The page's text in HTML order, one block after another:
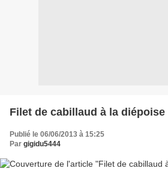
Filet de cabillaud à la diépoise
Publié le 06/06/2013 à 15:25
Par gigidu5444